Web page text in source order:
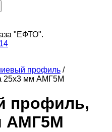
"ЕФТО".
профиль /
25х3 мм АМГ5М
профиль,
АМГ5М